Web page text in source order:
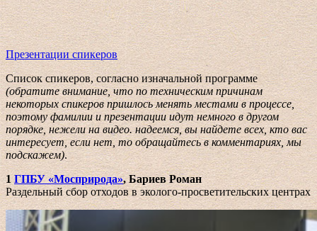
Презентации спикеров
Список спикеров, согласно изначальной программе
(обратите внимание, что по техническим причинам
некоторых спикеров пришлось менять местами в процессе,
поэтому фамилии и презентации идут немного в другом
порядке, нежели на видео. надеемся, вы найдете всех, кто вас
интересует, если нет, то обращайтесь в комментариях, мы
подскажем).
1ГПБУ «Мосприрода», Бариев Роман
Раздельный сбор отходов в эколого-просветительских центрах